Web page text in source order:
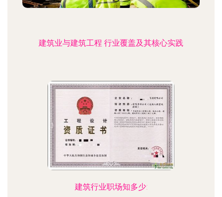
建筑业与建筑工程 行业覆盖及其核心实践
建筑行业职场知多少: